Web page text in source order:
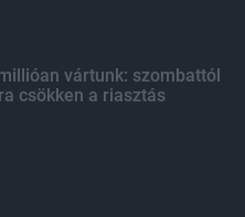
vártunk: szombattól
csökken a riasztás